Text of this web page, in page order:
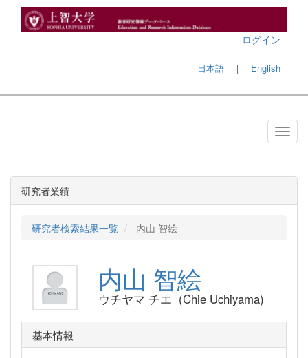
ログイン
日本語 ｜ English
研究者業績
研究者検索結果一覧 内山 智絵
内山 智絵
ウチヤマ チエ (Chie Uchiyama)
基本情報